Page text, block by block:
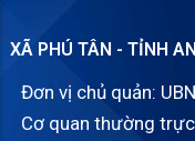
XÃ PHÚ TÂN - TỈNH
Đơn vị chủ quản:
Cơ quan thường